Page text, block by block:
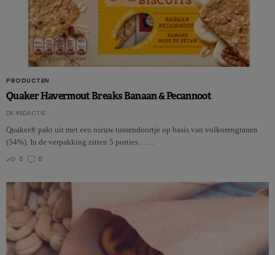
PRODUCTEN
Quaker Havermout Breaks Banaan & Pecannoot
DE REDACTIE
Quaker® pakt uit met een nieuw tussendoortje op basis van volkorengranen
(54%). In de verpakking zitten 5 porties……
0
0